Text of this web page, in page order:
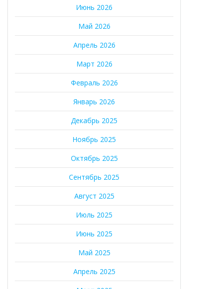
Июнь 2026
Май 2026
Апрель 2026
Март 2026
Февраль 2026
Январь 2026
Декабрь 2025
Ноябрь 2025
Октябрь 2025
Сентябрь 2025
Август 2025
Июль 2025
Июнь 2025
Май 2025
Апрель 2025